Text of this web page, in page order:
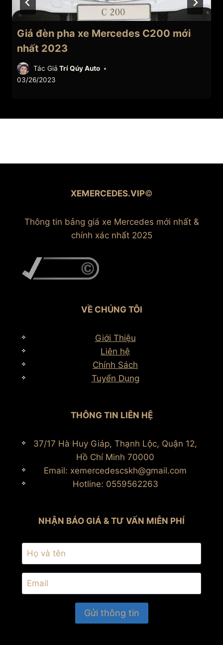
Giá đèn pha xe Mercedes C200 mới
nhất 2023
Tác Giả Trí Qúy Auto
03/26/2023
XEMERCEDES.VIP©
Thông tin bảng giá xe Mercedes mới nhất &
chính xác nhất 2025
VỀ CHÚNG TÔI
Giới Thiệu
Liên hệ
Chính Sách
Tuyển Dụng
THÔNG TIN LIÊN HỆ
37/17 Hà Huy Giáp, Thạnh Lộc, Quận 12,
Hồ Chí Minh 70000
Email: xemercedescskh@gmail.com
Hotline: 0559562263
NHẬN BÁO GIÁ & TƯ VẤN MIỄN PHÍ